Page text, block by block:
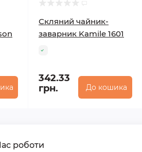
Скляний чайник-
заварник Kamile 1601
342.33
грн.
До кошика
роботи